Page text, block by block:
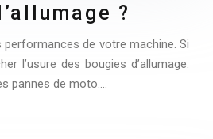
?
de votre machine. Si
l’usure des bougies d’allumage.
pannes de moto….